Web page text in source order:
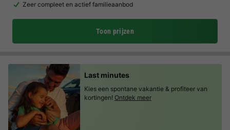
Zeer compleet en actief familieaanbod
Toon prijzen
Last minutes
Kies een spontane vakantie & profiteer van
kortingen! Ontdek meer